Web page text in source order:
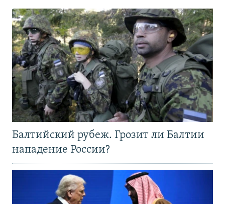
Балтийский рубеж. Грозит ли Балтии
нападение России?